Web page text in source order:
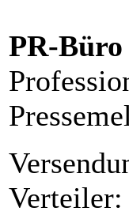
PR-
Verteiler: